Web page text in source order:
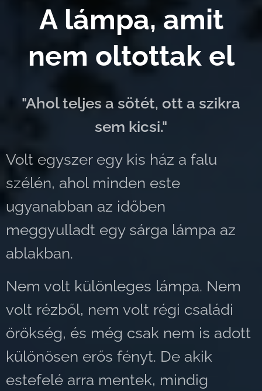
A lámpa, amit
nem oltottak el
"Ahol teljes a sötét, ott a szikra
sem kicsi."
Volt egyszer egy kis ház a falu
szélén, ahol minden este
ugyanabban az időben
meggyulladt egy sárga lámpa az
ablakban.
Nem volt különleges lámpa. Nem
volt rézből, nem volt régi családi
örökség, és még csak nem is adott
különösen erős fényt. De akik
estefelé arra mentek, mindig